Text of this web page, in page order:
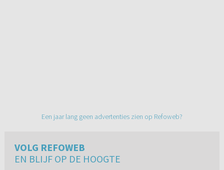
Een jaar lang geen advertenties zien op Refoweb?
VOLG REFOWEB
EN BLIJF OP DE HOOGTE